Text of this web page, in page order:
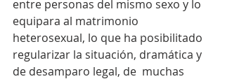
entre personas del mismo sexo y lo
equipara al matrimonio
heterosexual, lo que ha posibilitado
regularizar la situación, dramática y
de desamparo legal, de  muchas